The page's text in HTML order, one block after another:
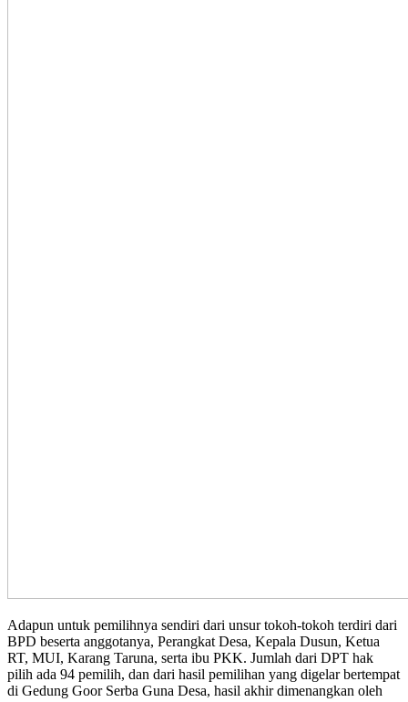
Adapun untuk pemilihnya sendiri dari unsur tokoh-tokoh terdiri dari
BPD beserta anggotanya, Perangkat Desa, Kepala Dusun, Ketua
RT, MUI, Karang Taruna, serta ibu PKK. Jumlah dari DPT hak
pilih ada 94 pemilih, dan dari hasil pemilihan yang digelar bertempat
di Gedung Goor Serba Guna Desa, hasil akhir dimenangkan oleh